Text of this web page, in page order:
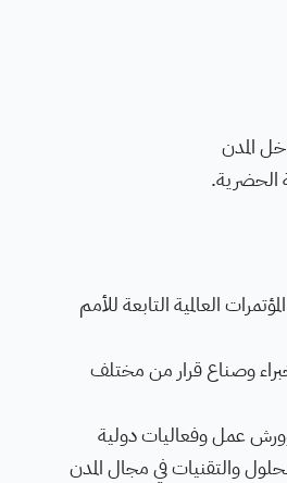
المدن
الحضرية.
العالمية التابعة للأمم
وصناع قرار من مختلف
عمل وفعاليات دولية
والتقنيات في مجال المدن